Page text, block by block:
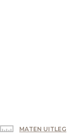
MATEN UITLEG